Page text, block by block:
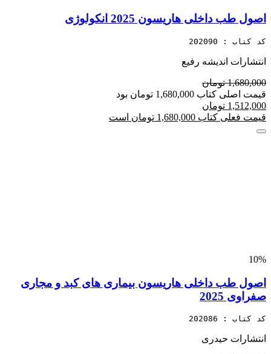
اصول طب داخلی هاریسون 2025 انکولوژی
کد کتاب : 202090
انتشارات اندیشه رفیع
1,680,000 تومان
قیمت اصلی کتاب 1,680,000 تومان بود
1,512,000 تومان
قیمت فعلی کتاب 1,680,000 تومان است
10%
اصول طب داخلی هاریسون بیماری های کبد و مجاری
صفراوی 2025
کد کتاب : 202086
انتشارات حیدری